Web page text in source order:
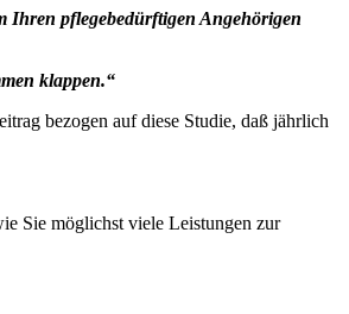
Ihren pflegebedürftigen Angehörigen
klappen.“
bezogen auf diese Studie, daß jährlich
Sie möglichst viele Leistungen zur